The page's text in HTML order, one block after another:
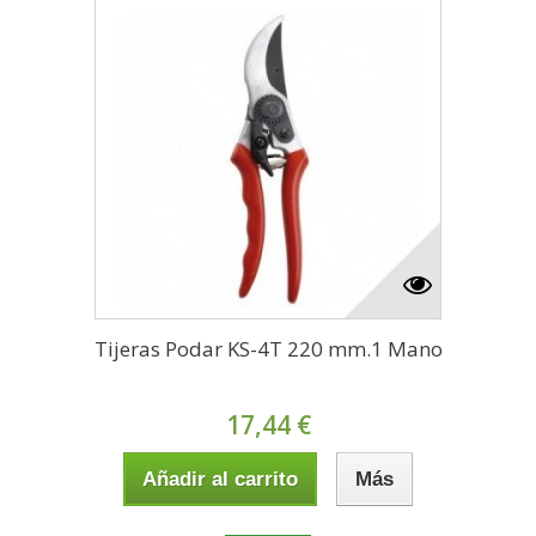
Tijeras Podar KS-4T 220 mm.1 Mano
17,44 €
Añadir al carrito Más